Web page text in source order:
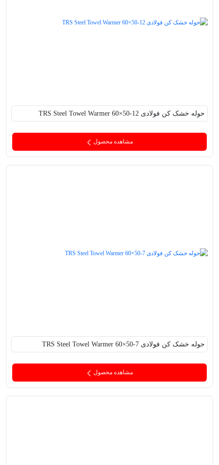
حوله خشک کن فولادی TRS Steel Towel Warmer 60×50-12
مشاهده محصول
حوله خشک کن فولادی TRS Steel Towel Warmer 60×50-7
مشاهده محصول